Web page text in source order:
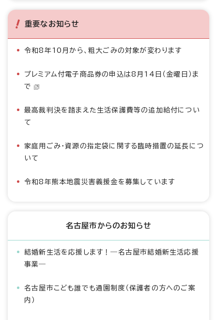
重要なお知らせ
令和8年10月から、粗大ごみの対象が変わります
プレミアム付電子商品券の申込は8月14日（金曜日）ま
で
最高裁判決を踏まえた生活保護費等の追加給付につい
て
家庭用ごみ・資源の指定袋に関する臨時措置の延長につ
いて
令和8年熊本地震災害義援金を募集しています
名古屋市からのお知らせ
結婚新生活を応援します！―名古屋市結婚新生活応援
事業―
名古屋市こども誰でも通園制度（保護者の方へのご案
内）